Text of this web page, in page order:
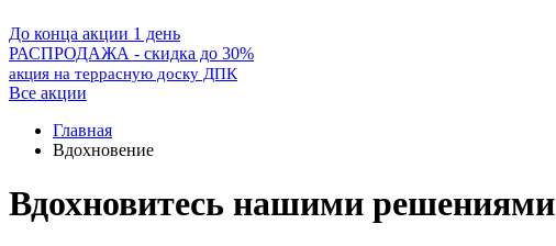
До конца акции 1 день
РАСПРОДАЖА - скидка до 30%
акция на террасную доску ДПК
Все акции
Главная
Вдохновение
Вдохновитесь нашими решениями